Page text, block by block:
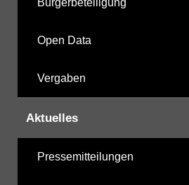
Open Data
Vergaben
Aktuelles
Pressemitteilungen